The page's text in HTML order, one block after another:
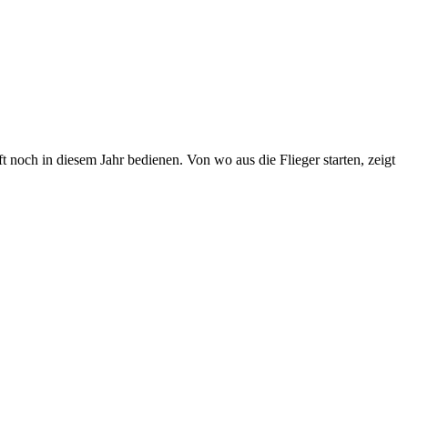
in diesem Jahr bedienen. Von wo aus die Flieger starten, zeigt